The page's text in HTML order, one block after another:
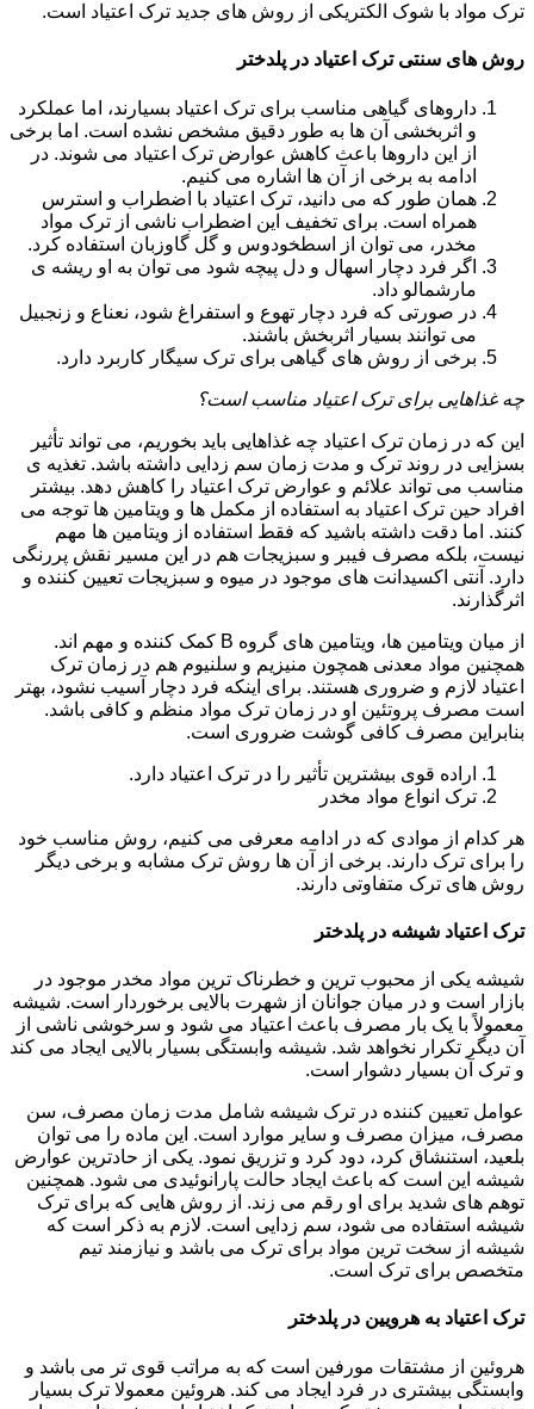
ترک مواد با شوک الکتریکی از روش های جدید ترک اعتیاد است.
روش های سنتی ترک اعتیاد در پلدختر
داروهای گیاهی مناسب برای ترک اعتیاد بسیارند، اما عملکرد
و اثربخشی آن ها به طور دقیق مشخص نشده است. اما برخی
از این داروها باعث کاهش عوارض ترک اعتیاد می شوند. در
ادامه به برخی از آن ها اشاره می کنیم.
همان طور که می دانید، ترک اعتیاد با اضطراب و استرس
همراه است. برای تخفیف این اضطراب ناشی از ترک مواد
مخدر، می توان از اسطخودوس و گل گاوزبان استفاده کرد.
اگر فرد دچار اسهال و دل پیچه شود می توان به او ریشه ی
مارشمالو داد.
در صورتی که فرد دچار تهوع و استفراغ شود، نعناع و زنجبیل
می توانند بسیار اثربخش باشند.
برخی از روش های گیاهی برای ترک سیگار کاربرد دارد.
چه غذاهایی برای ترک اعتیاد مناسب است؟
این که در زمان ترک اعتیاد چه غذاهایی باید بخوریم، می تواند تأثیر
بسزایی در روند ترک و مدت زمان سم زدایی داشته باشد. تغذیه ی
مناسب می تواند علائم و عوارض ترک اعتیاد را کاهش دهد. بیشتر
افراد حین ترک اعتیاد به استفاده از مکمل ها و ویتامین ها توجه می
کنند. اما دقت داشته باشید که فقط استفاده از ویتامین ها مهم
نیست، بلکه مصرف فیبر و سبزیجات هم در این مسیر نقش پررنگی
دارد. آنتی اکسیدانت های موجود در میوه و سبزیجات تعیین کننده و
اثرگذارند.
از میان ویتامین ها، ویتامین های گروه B کمک کننده و مهم اند.
همچنین مواد معدنی همچون منیزیم و سلنیوم هم در زمان ترک
اعتیاد لازم و ضروری هستند. برای اینکه فرد دچار آسیب نشود، بهتر
است مصرف پروتئین او در زمان ترک مواد منظم و کافی باشد.
بنابراین مصرف کافی گوشت ضروری است.
اراده قوی بیشترین تأثیر را در ترک اعتیاد دارد.
ترک انواع مواد مخدر
هر کدام از موادی که در ادامه معرفی می کنیم، روش مناسب خود
را برای ترک دارند. برخی از آن ها روش ترک مشابه و برخی دیگر
روش های ترک متفاوتی دارند.
ترک اعتیاد شیشه در پلدختر
شیشه یکی از محبوب ترین و خطرناک ترین مواد مخدر موجود در
بازار است و در میان جوانان از شهرت بالایی برخوردار است. شیشه
معمولاً با یک بار مصرف باعث اعتیاد می شود و سرخوشی ناشی از
آن دیگر تکرار نخواهد شد. شیشه وابستگی بسیار بالایی ایجاد می کند
و ترک آن بسیار دشوار است.
عوامل تعیین کننده در ترک شیشه شامل مدت زمان مصرف، سن
مصرف، میزان مصرف و سایر موارد است. این ماده را می توان
بلعید، استنشاق کرد، دود کرد و تزریق نمود. یکی از حادترین عوارض
شیشه این است که باعث ایجاد حالت پارانوئیدی می شود. همچنین
توهم های شدید برای او رقم می زند. از روش هایی که برای ترک
شیشه استفاده می شود، سم زدایی است. لازم به ذکر است که
شیشه از سخت ترین مواد برای ترک می باشد و نیازمند تیم
متخصص برای ترک است.
ترک اعتیاد به هرویین در پلدختر
هروئین از مشتقات مورفین است که به مراتب قوی تر می باشد و
وابستگی بیشتری در فرد ایجاد می کند. هروئین معمولا ترک بسیار